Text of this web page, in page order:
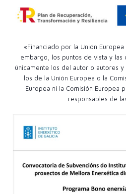
«Financiado por la Unión Europea
embargo, los puntos de vista y las
únicamente los del autor o autores
los de la Unión Europea o la
Europea ni la Comisión Europea
responsables de